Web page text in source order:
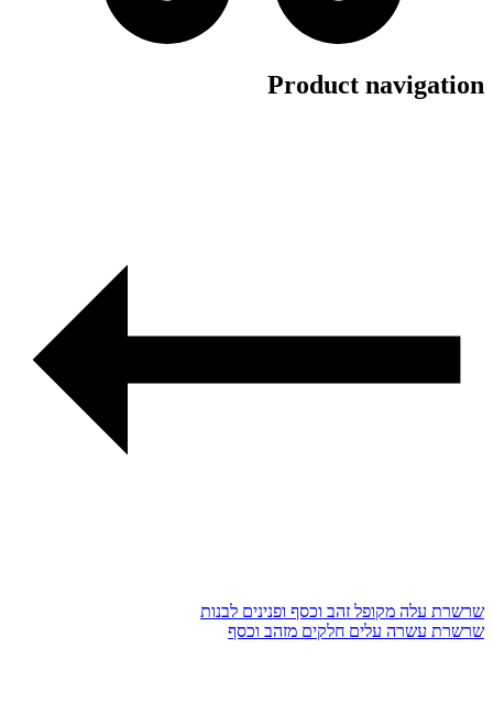
Product navigation
שרשרת עלה מקופל זהב וכסף ופנינים לבנות
שרשרת עשרה עלים חלקים מזהב וכסף